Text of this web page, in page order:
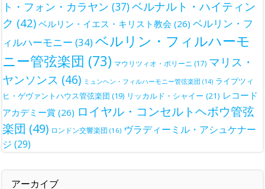
ト・フォン・カラヤン (37)ベルナルト・ハイティン
ク (42) ベルリン・イエス・キリスト教会 (26) ベルリン・フ
ィルハーモニー (34)ベルリン・フィルハーモ
ニー管弦楽団 (73) マウリツィオ・ポリーニ (17) マリス・
ヤンソンス (46) ミュンヘン・フィルハーモニー管弦楽団 (14) ライプツィ
ヒ・ゲヴァントハウス管弦楽団 (19) リッカルド・シャイー (21) レコード
アカデミー賞 (26) ロイヤル・コンセルトヘボウ管弦
楽団 (49) ロンドン交響楽団 (16) ヴラディーミル・アシュケナー
ジ (29)
アーカイブ